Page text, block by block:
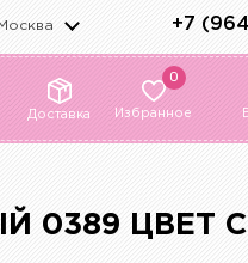
Москва +7
Доставка
0
Избранное
0389 ЦВЕТ